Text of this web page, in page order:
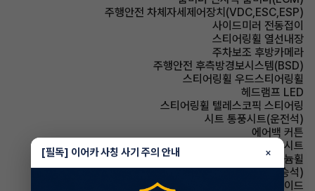
주행안전 차체자세제어장치(VDC,ESC,ESP)
사이드미러 전동접이
스티어링휠 열선내장
주차보조 후방카메라
주행안전 후측방경보시스템(BSD)
스티어링휠 우드스티어링휠
헤드램프 LED
스티어링휠 텔레스코픽 스티어링
시트 통풍시트(운전석)
에어백 커튼
시트 가죽시트
휠타이어 알루미늄휠
시트 통풍시트(동승석)
에어백 사이드
[필독] 이어카 사칭 사기 주의 안내 ×